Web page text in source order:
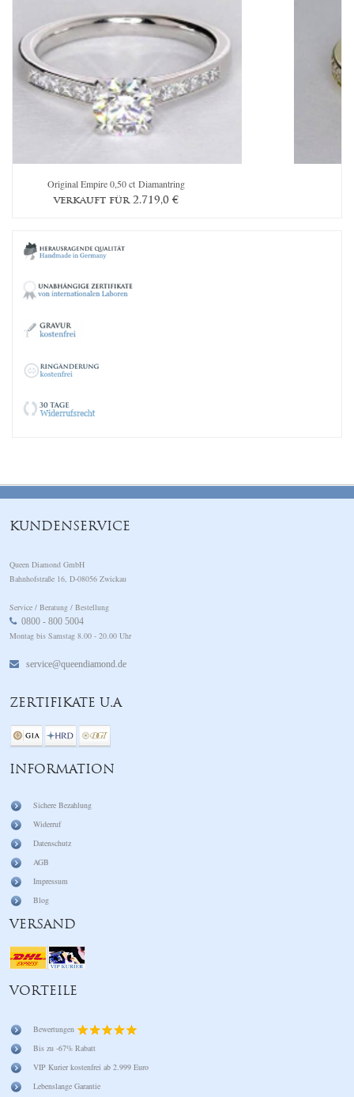
Original Empire 0,50 ct Diamantring
verkauft für2.719,0€
KUNDENSERVICE
Queen Diamond GmbH
Bahnhofstraße 16, D-08056 Zwickau
Service / Beratung / Bestellung
0800 - 800 5004
Montag bis Samstag 8.00 - 20.00 Uhr
service@queendiamond.de
ZERTIFIKATE U.A
INFORMATION
Sichere Bezahlung
Widerruf
Datenschutz
AGB
Impressum
Blog
VERSAND
VORTEILE
Bewertungen
Bis zu -67% Rabatt
VIP Kurier kostenfrei ab 2.999 Euro
Lebenslange Garantie